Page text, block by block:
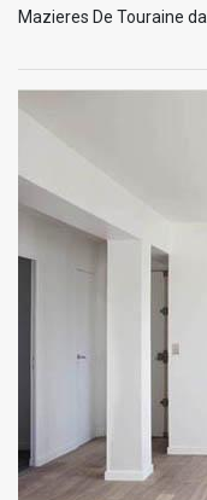
Mazieres De Touraine